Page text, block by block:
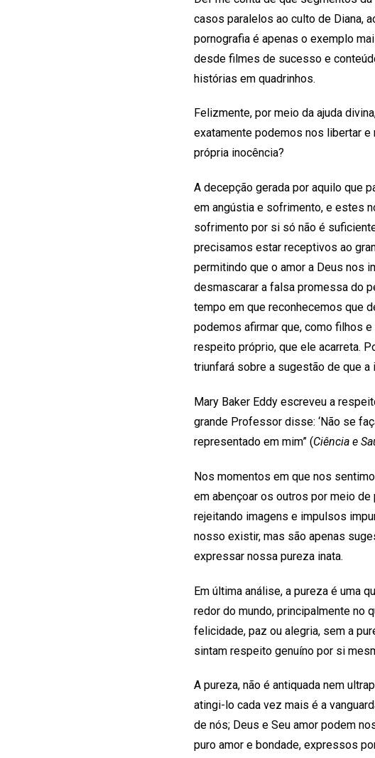
casos paralelos ao culto de Diana,
pornografia é apenas o exemplo
desde filmes de sucesso e
histórias em quadrinhos.
Felizmente, por meio da ajuda
exatamente podemos nos libertar
própria inocência?
A decepção gerada por aquilo que
em angústia e sofrimento, e estes
sofrimento por si só não é
precisamos estar receptivos ao
permitindo que o amor a Deus nos
desmascarar a falsa promessa do
tempo em que reconhecemos que
podemos afirmar que, como filhos
respeito próprio, que ele acarreta.
triunfará sobre a sugestão de que
Mary Baker Eddy escreveu a
grande Professor disse: ‘Não se
representado em mim” (Ciência e
Nos momentos em que nos
em abençoar os outros por meio
rejeitando imagens e impulsos
nosso existir, mas são apenas
expressar nossa pureza inata.
Em última análise, a pureza é uma
redor do mundo, principalmente no
felicidade, paz ou alegria, sem a
sintam respeito genuíno por si
A pureza, não é antiquada nem
atingi-lo cada vez mais é a
de nós; Deus e Seu amor podem
puro amor e bondade, expressos